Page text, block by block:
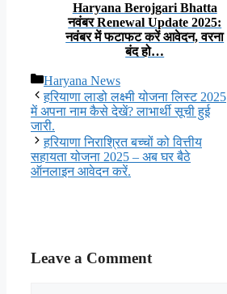
Haryana Berojgari Bhatta
नवंबर Renewal Update 2025:
नवंबर में फटाफट करें आवेदन, वरना
बंद हो…
Categories
Haryana News
हरियाणा लाडो लक्ष्मी योजना लिस्ट 2025
में अपना नाम कैसे देखें? लाभार्थी सूची हुई
जारी.
हरियाणा निराश्रित बच्चों को वित्तीय
सहायता योजना 2025 – अब घर बैठे
ऑनलाइन आवेदन करें.
Leave a Comment